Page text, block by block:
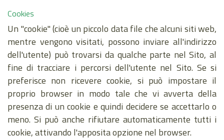
Cookies
Un "cookie" (cioè un piccolo data file che alcuni siti web,
mentre vengono visitati, possono inviare all'indirizzo
dell'utente) può trovarsi da qualche parte nel Sito, al
fine di tracciare i percorsi dell'utente nel Sito. Se si
preferisce non ricevere cookie, si può impostare il
proprio browser in modo tale che vi avverta della
presenza di un cookie e quindi decidere se accettarlo o
meno. Si può anche rifiutare automaticamente tutti i
cookie, attivando l'apposita opzione nel browser.